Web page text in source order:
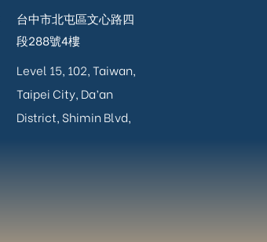
台中市北屯區文心路四
段288號4樓
Level 15, 102, Taiwan,
Taipei City, Da’an
District, Shimin Blvd,